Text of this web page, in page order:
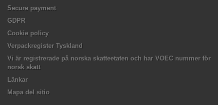
Secure payment
GDPR
Cookie policy
Verpackregister Tyskland
Vi är registrerade på norska skatteetaten och har VOEC nummer för
norsk skatt
Länkar
Mapa del sitio